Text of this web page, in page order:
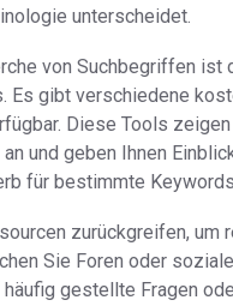
unterscheidet.
von Suchbegriffen ist
Es gibt verschiedene
Diese Tools zeigen
und geben Ihnen
für bestimmte
zurückgreifen, um
Sie Foren oder
häufig gestellte Fragen